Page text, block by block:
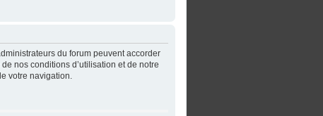
du forum peuvent accorder
nos conditions d’utilisation et de notre
votre navigation.